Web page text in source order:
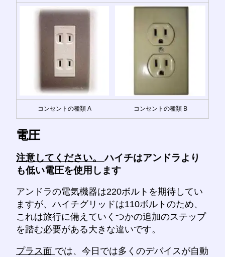
コンセントの種類 A コンセントの種類 B
電圧
注意してください。ハイチはアンドラより
も低い電圧を使用します
アンドラの電気機器は220ボルトを期待してい
ますが、ハイチグリッドは110ボルトのため、
これは旅行に備えていくつかの追加のステップ
を踏む必要がある大きな違いです。
プラス面 では、今日では多くのデバイスが自動